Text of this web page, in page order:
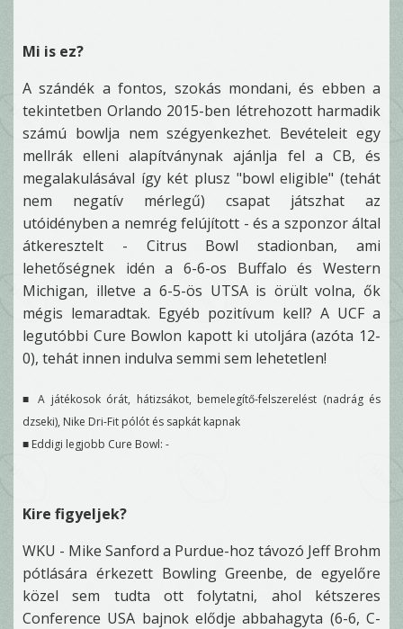
Mi is ez?
A szándék a fontos, szokás mondani, és ebben a
tekintetben Orlando 2015-ben létrehozott harmadik
számú bowlja nem szégyenkezhet. Bevételeit egy
mellrák elleni alapítványnak ajánlja fel a CB, és
megalakulásával így két plusz "bowl eligible" (tehát
nem negatív mérlegű) csapat játszhat az
utóidényben a nemrég felújított - és a szponzor által
átkeresztelt - Citrus Bowl stadionban, ami
lehetőségnek idén a 6-6-os Buffalo és Western
Michigan, illetve a 6-5-ös UTSA is örült volna, ők
mégis lemaradtak. Egyéb pozitívum kell? A UCF a
legutóbbi Cure Bowlon kapott ki utoljára (azóta 12-
0), tehát innen indulva semmi sem lehetetlen!
■ A játékosok órát, hátizsákot, bemelegítő-felszerelést (nadrág és
dzseki), Nike Dri-Fit pólót és sapkát kapnak
■ Eddigi legjobb Cure Bowl: -
Kire figyeljek?
WKU - Mike Sanford a Purdue-hoz távozó Jeff Brohm
pótlására érkezett Bowling Greenbe, de egyelőre
közel sem tudta ott folytatni, ahol kétszeres
Conference USA bajnok elődje abbahagyta (6-6, C-